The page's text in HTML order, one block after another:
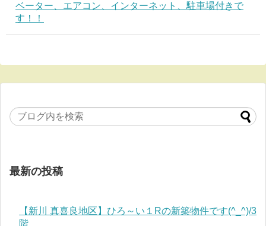
ベーター、エアコン、インターネット、駐車場付きで
す！！
最新の投稿
【新川 真喜良地区】ひろ～い１Rの新築物件です(^_^)/3
階